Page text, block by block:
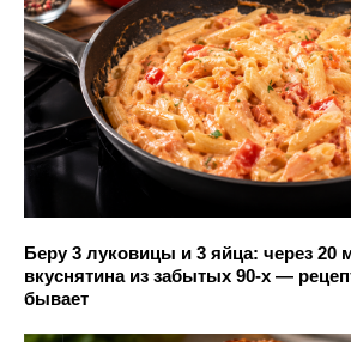
Беру 3 луковицы и 3 яйца: через 20
вкуснятина из забытых 90-х —
бывает